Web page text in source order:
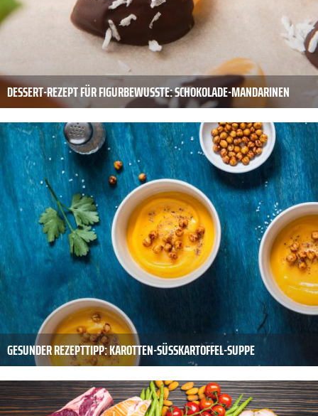
DESSERT-REZEPT FÜR FIGURBEWUSSTE: SCHOKOLADE-MANDARINEN
GESUNDER REZEPTTIPP: KAROTTEN-SÜSSKARTOFFEL-SUPPE